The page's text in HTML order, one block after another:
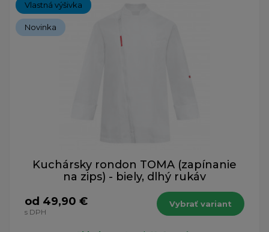
Vlastná výšivka
Novinka
Kuchársky rondon TOMA (zapínanie
na zips) - biely, dlhý rukáv
od 49,90 €
s DPH
Vybrať variant